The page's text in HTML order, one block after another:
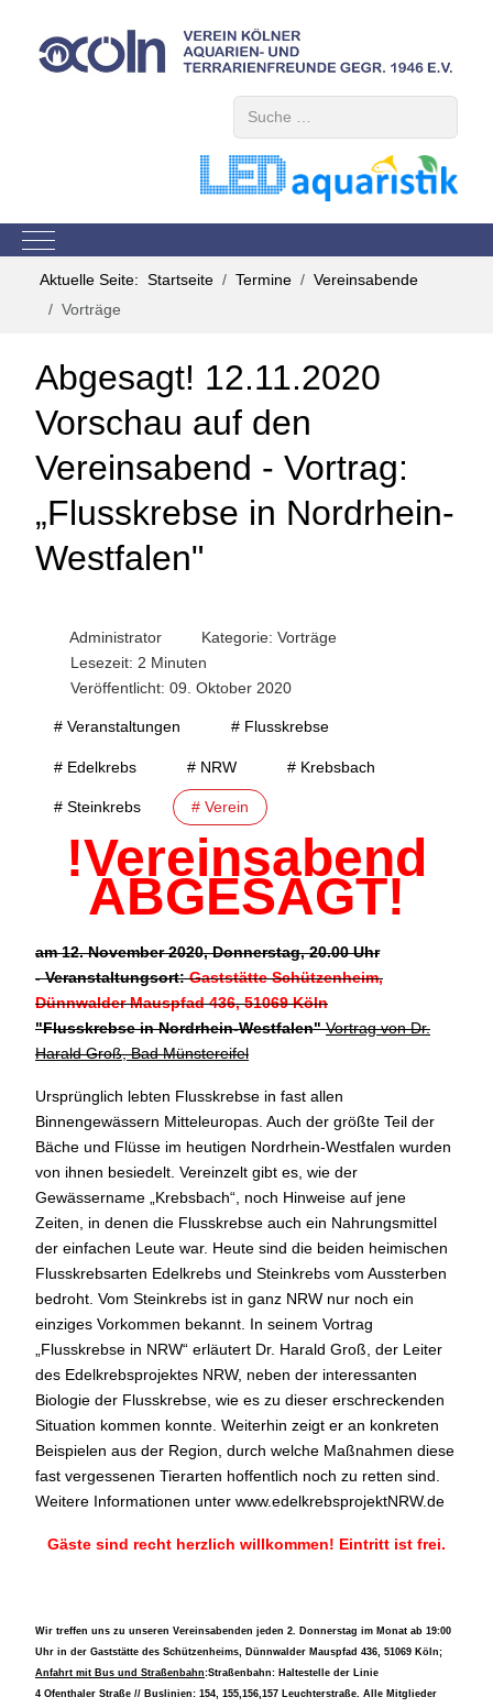
Mobile Menu Toggle
Aktuelle Seite: Startseite Termine
Vereinsabende
Vorträge
Abgesagt! 12.11.2020
Vorschau auf den
Vereinsabend - Vortrag:
„Flusskrebse in Nordrhein-
Westfalen"
Administrator Kategorie: Vorträge
Lesezeit: 2 Minuten
Veröffentlicht: 09. Oktober 2020
# Veranstaltungen # Flusskrebse
# Edelkrebs # NRW # Krebsbach
# Steinkrebs # Verein
!Vereinsabend
ABGESAGT!
am 12. November 2020, Donnerstag, 20.00 Uhr
- Veranstaltungsort:Gaststätte Schützenheim,
Dünnwalder Mauspfad 436, 51069 Köln
"Flusskrebse in Nordrhein-Westfalen" Vortrag von Dr.
Harald Groß, Bad Münstereifel
Ursprünglich lebten Flusskrebse in fast allen
Binnengewässern Mitteleuropas. Auch der größte Teil der
Bäche und Flüsse im heutigen Nordrhein-Westfalen wurden
von ihnen besiedelt. Vereinzelt gibt es, wie der
Gewässername „Krebsbach“, noch Hinweise auf jene
Zeiten, in denen die Flusskrebse auch ein Nahrungsmittel
der einfachen Leute war. Heute sind die beiden heimischen
Flusskrebsarten Edelkrebs und Steinkrebs vom Aussterben
bedroht. Vom Steinkrebs ist in ganz NRW nur noch ein
einziges Vorkommen bekannt. In seinem Vortrag
„Flusskrebse in NRW“ erläutert Dr. Harald Groß, der Leiter
des Edelkrebsprojektes NRW, neben der interessanten
Biologie der Flusskrebse, wie es zu dieser erschreckenden
Situation kommen konnte. Weiterhin zeigt er an konkreten
Beispielen aus der Region, durch welche Maßnahmen diese
fast vergessenen Tierarten hoffentlich noch zu retten sind.
Weitere Informationen unter www.edelkrebsprojektNRW.de
Gäste sind recht herzlich willkommen! Eintritt ist frei.
Wir treffen uns zu unseren Vereinsabenden jeden 2. Donnerstag im Monat ab 19:00
Uhr in der Gaststätte des Schützenheims, Dünnwalder Mauspfad 436, 51069 Köln;
Anfahrt mit Bus und Straßenbahn:Straßenbahn: Haltestelle der Linie
4 Ofenthaler Straße // Buslinien: 154, 155,156,157 Leuchterstraße. Alle Mitglieder